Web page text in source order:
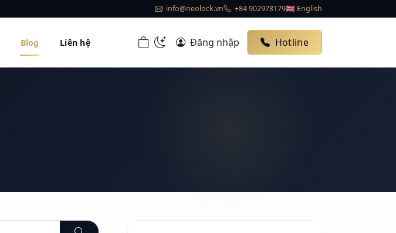
info@neolock.vn +84 902978179🇬🇧 English
Blog Liên hệ Đăng nhập Hotline